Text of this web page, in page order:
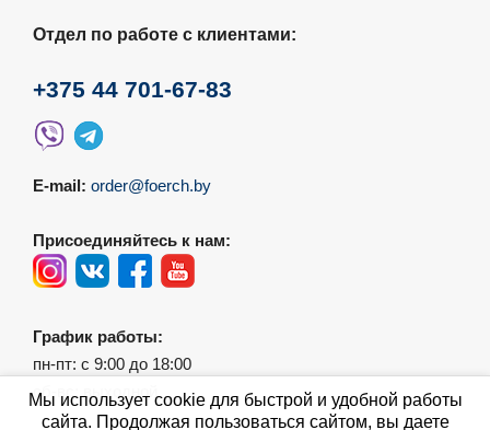
Отдел по работе с клиентами:
+375 44 701-67-83
E-mail: order@foerch.by
Присоединяйтесь к нам:
График работы:
пн-пт: с 9:00 до 18:00
сб-вс: выходной
Мы использует cookie для быстрой и удобной работы
сайта. Продолжая пользоваться сайтом, вы даете